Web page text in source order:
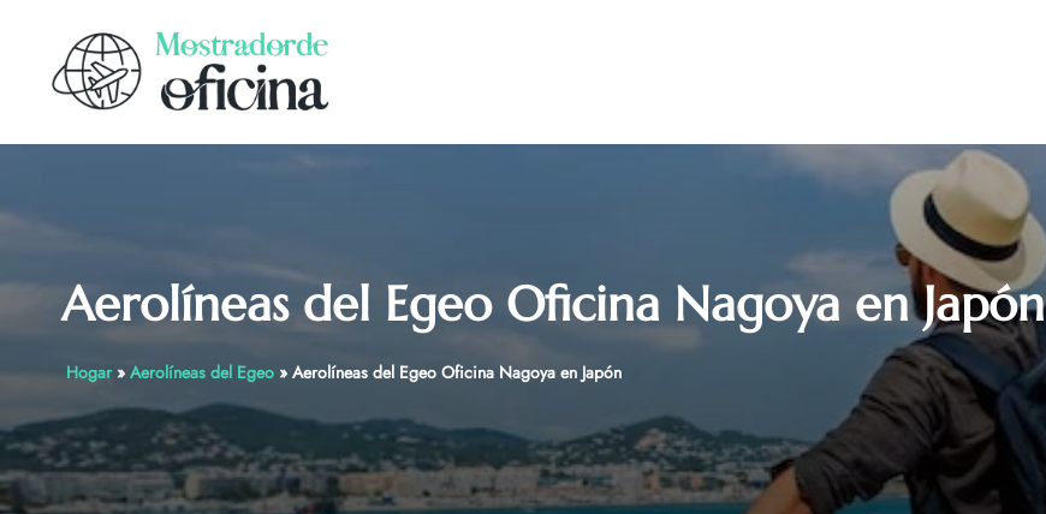
content
Aerolíneas del Egeo Oficina Nagoya en Japón
Hogar» Aerolíneas del Egeo» Aerolíneas del Egeo Oficina Nagoya en Japón